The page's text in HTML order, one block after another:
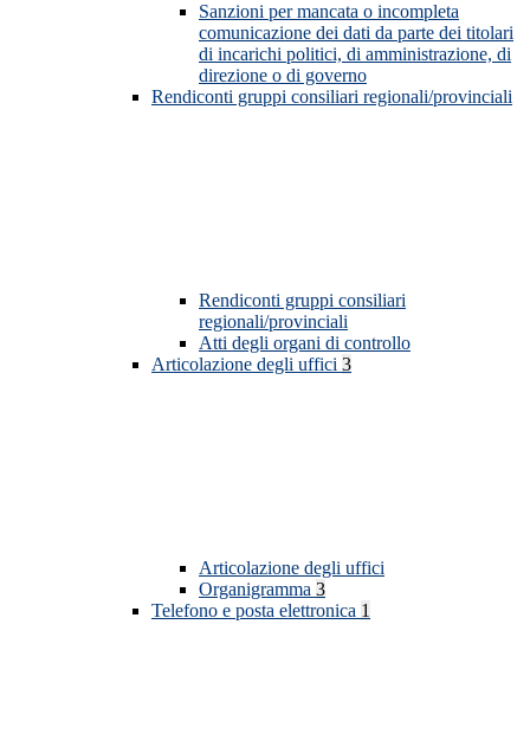
Sanzioni per mancata o incompleta
comunicazione dei dati da parte dei titolari
di incarichi politici, di amministrazione, di
direzione o di governo
Rendiconti gruppi consiliari regionali/provinciali
Rendiconti gruppi consiliari
regionali/provinciali
Atti degli organi di controllo
Articolazione degli uffici 3
Articolazione degli uffici
Organigramma 3
Telefono e posta elettronica 1